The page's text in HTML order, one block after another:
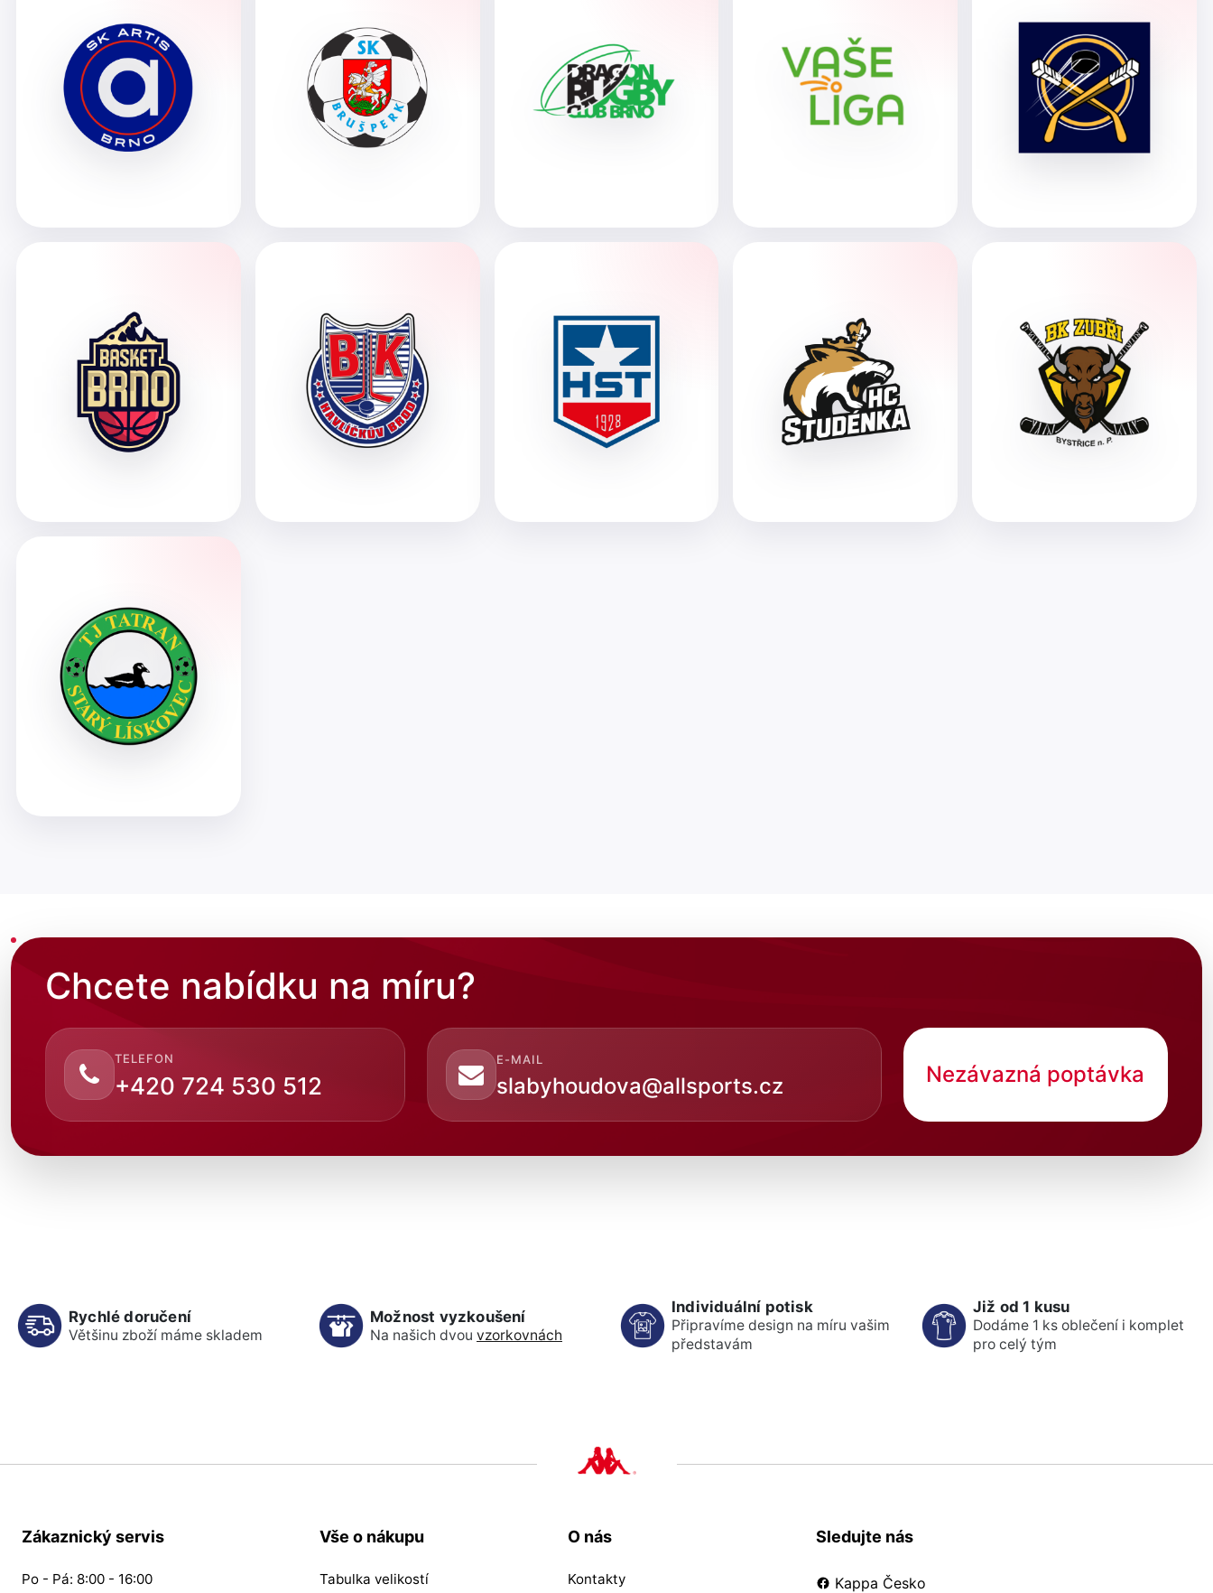
Chcete nabídku na míru?
TELEFON
+420 724 530 512
E-MAIL
slabyhoudova@allsports.cz Nezávazná poptávka
Rychlé doručení
Většinu zboží máme skladem
Možnost vyzkoušení
Na našich dvou vzorkovnách
Individuální potisk
Připravíme design na míru vašim
představám
Již od 1 kusu
Dodáme 1 ks oblečení i komplet
pro celý tým
Zákaznický servis
Po - Pá: 8:00 - 16:00
Vše o nákupu
Tabulka velikostí
O nás
Kontakty
Sledujte nás
Kappa Česko